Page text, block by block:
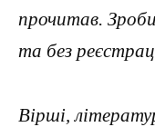
прочитав.
та без
Вірші,